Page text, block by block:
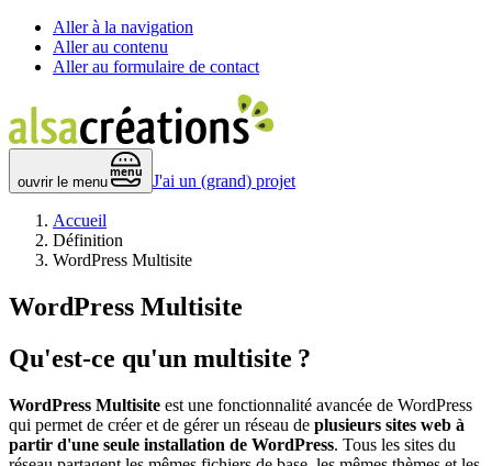
Aller à la navigation
Aller au contenu
Aller au formulaire de contact
ouvrir le menu
menu
J'ai un (grand) projet
Accueil
Définition
WordPress Multisite
WordPress Multisite
Qu'est-ce qu'un multisite ?
WordPress Multisite est une fonctionnalité avancée de WordPress
qui permet de créer et de gérer un réseau de plusieurs sites web à
partir d'une seule installation de WordPress. Tous les sites du